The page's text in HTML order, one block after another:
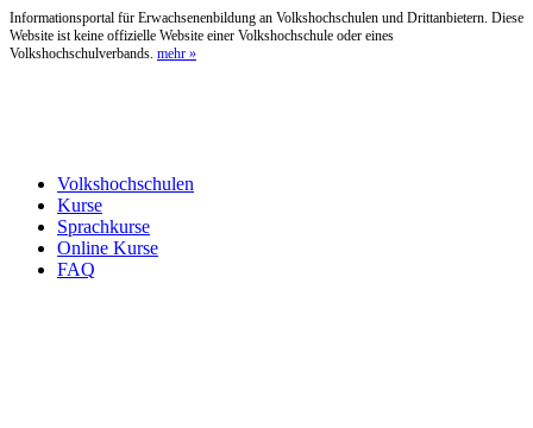
Informationsportal für Erwachsenenbildung an Volkshochschulen und Drittanbietern. Diese
Website ist keine offizielle Website einer Volkshochschule oder eines
Volkshochschulverbands. mehr »
Volkshochschulen
Kurse
Sprachkurse
Online Kurse
FAQ